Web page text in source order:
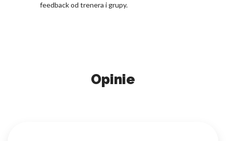
feedback od trenera i grupy.
Opinie